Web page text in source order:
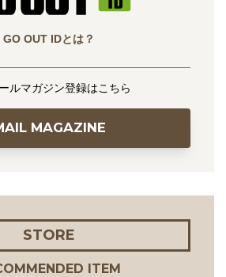
GO OUT IDとは？
ルマガジン登録はこちら
MAGAZINE
STORE
ITEM